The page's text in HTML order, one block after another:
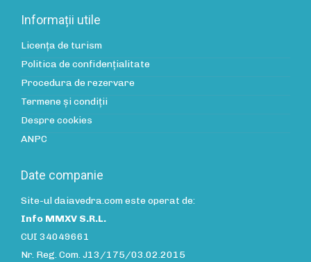
Informații utile
Licența de turism
Politica de confidenţialitate
Procedura de rezervare
Termene și condiții
Despre cookies
ANPC
Date companie
Site-ul daiavedra.com este operat de:
Info MMXV S.R.L.
CUI 34049661
Nr. Reg. Com. J13/175/03.02.2015